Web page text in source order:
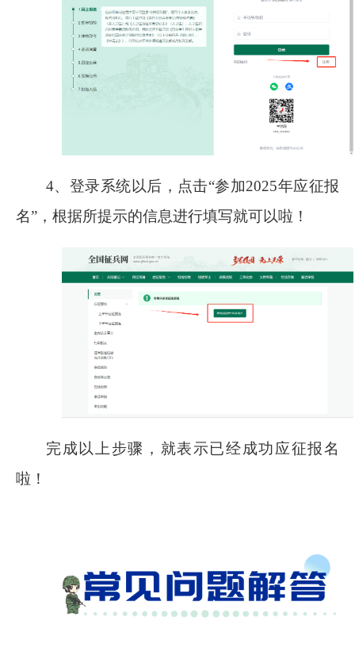
4、登录系统以后，点击“参加2025年应征报
名”，根据所提示的信息进行填写就可以啦！
完成以上步骤，就表示已经成功应征报名
啦！